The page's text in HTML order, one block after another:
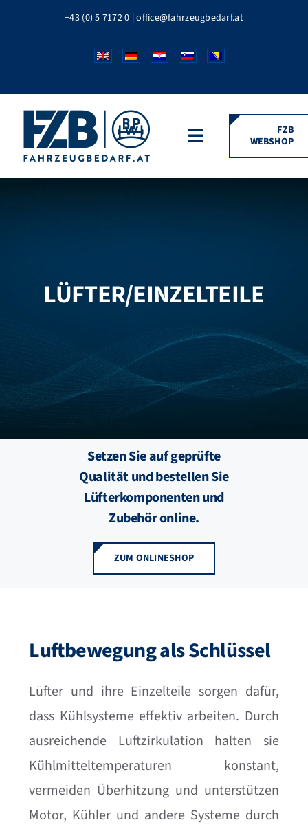
+43 (0) 5 7172 0 |office@fahrzeugbedarf.at
Toggle
Navigation
BPW MARKEN
STANDORTE
FZB
WEBSHOP
LÜFTER/EINZELTEILE
Setzen Sie auf geprüfte
Qualität und bestellen Sie
Lüfterkomponenten und
Zubehör online.
ZUM ONLINESHOP
Luftbewegung als Schlüssel
Lüfter und ihre Einzelteile sorgen dafür,
dass Kühlsysteme effektiv arbeiten. Durch
ausreichende Luftzirkulation halten sie
Kühlmitteltemperaturen konstant,
vermeiden Überhitzung und unterstützen
Motor, Kühler und andere Systeme durch